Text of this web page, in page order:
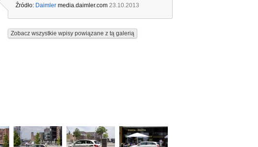
Źródło: Daimler media.daimler.com 23.10.2013
Zobacz wszystkie wpisy powiązane z tą galerią